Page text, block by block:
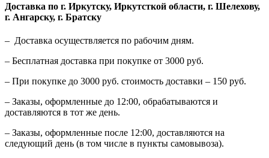
Доставка по г. Иркутску, Иркутсткой области, г. Шелехову,
г. Ангарску, г. Братску
– Доставка осуществляется по рабочим дням.
– Бесплатная доставка при покупке от 3000 руб.
– При покупке до 3000 руб. стоимость доставки – 150 руб.
– Заказы, оформленные до 12:00, обрабатываются и
доставляются в тот же день.
– Заказы, оформленные после 12:00, доставляются на
следующий день (в том числе в пункты самовывоза).